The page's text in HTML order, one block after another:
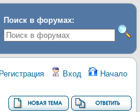
Поиск в форумах:
Регистрация Вход
Начало